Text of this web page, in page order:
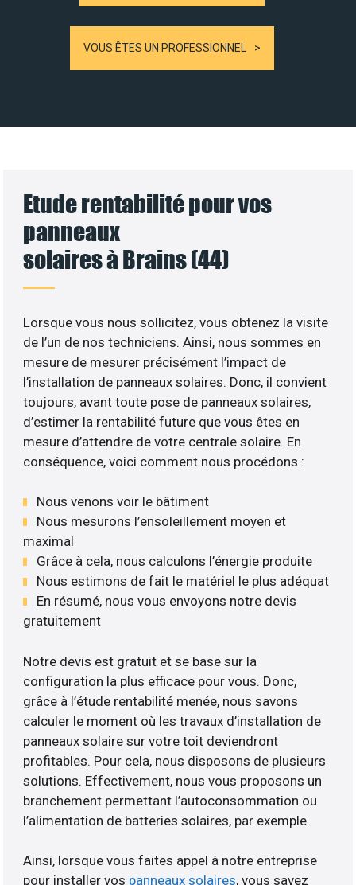
VOUS ÊTES UN PROFESSIONNEL
Etude rentabilité pour vos
panneaux
solaires à Brains (44)
Lorsque vous nous sollicitez, vous obtenez la visite
de l’un de nos techniciens. Ainsi, nous sommes en
mesure de mesurer précisément l’impact de
l’installation de panneaux solaires. Donc, il convient
toujours, avant toute pose de panneaux solaires,
d’estimer la rentabilité future que vous êtes en
mesure d’attendre de votre centrale solaire. En
conséquence, voici comment nous procédons :
Nous venons voir le bâtiment
Nous mesurons l’ensoleillement moyen et
maximal
Grâce à cela, nous calculons l’énergie produite
Nous estimons de fait le matériel le plus adéquat
En résumé, nous vous envoyons notre devis
gratuitement
Notre devis est gratuit et se base sur la
configuration la plus efficace pour vous. Donc,
grâce à l’étude rentabilité menée, nous savons
calculer le moment où les travaux d’installation de
panneaux solaire sur votre toit deviendront
profitables. Pour cela, nous disposons de plusieurs
solutions. Effectivement, nous vous proposons un
branchement permettant l’autoconsommation ou
l’alimentation de batteries solaires, par exemple.
Ainsi, lorsque vous faites appel à notre entreprise
pour installer vos panneaux solaires, vous savez